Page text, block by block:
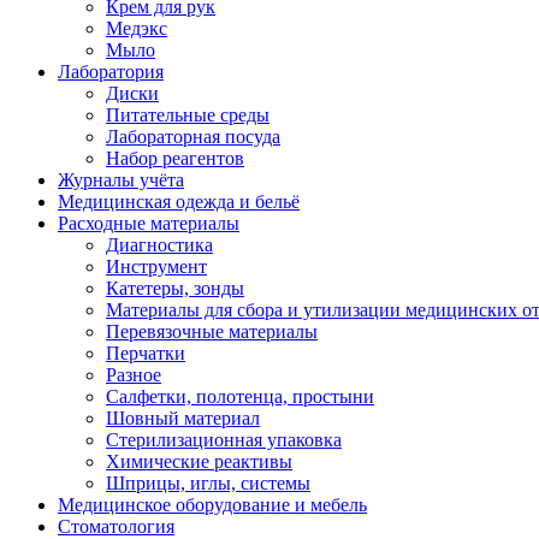
Крем для рук
Медэкс
Мыло
Лаборатория
Диски
Питательные среды
Лабораторная посуда
Набор реагентов
Журналы учёта
Медицинская одежда и бельё
Расходные материалы
Диагностика
Инструмент
Катетеры, зонды
Материалы для сбора и утилизации медицинских
Перевязочные материалы
Перчатки
Разное
Салфетки, полотенца, простыни
Шовный материал
Стерилизационная упаковка
Химические реактивы
Шприцы, иглы, системы
Медицинское оборудование и мебель
Стоматология